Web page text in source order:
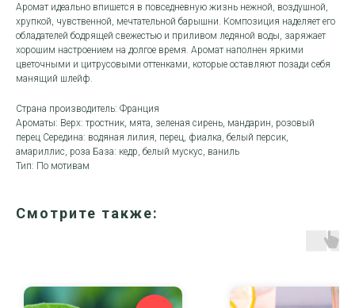
Аромат идеально впишется в повседневную жизнь нежной, воздушной,
хрупкой, чувственной, мечтательной барышни. Композиция наделяет его
обладателей бодрящей свежестью и приливом ледяной воды, заряжает
хорошим настроением на долгое время. Аромат наполнен яркими
цветочными и цитрусовыми оттенками, которые оставляют позади себя
манящий шлейф.
Страна производитель: Франция
Ароматы: Верх: тростник, мята, зеленая сирень, мандарин, розовый
перец Середина: водяная лилия, перец, фиалка, белый персик,
амариллис, роза База: кедр, белый мускус, ваниль
Тип: По мотивам
Смотрите также: